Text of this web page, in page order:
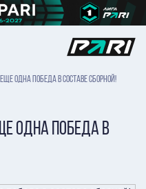
ОДНА ПОБЕДА В СОСТАВЕ СБОРНОЙ!
ОДНА ПОБЕДА В